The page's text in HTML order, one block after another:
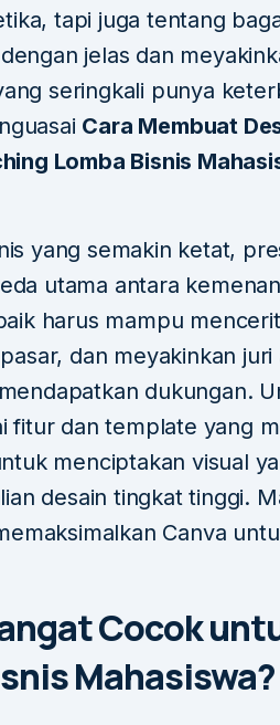
tapi juga tentang
jelas dan
seringkali punya
Cara Membuat
Lomba Bisnis
yang semakin ketat,
utama antara
harus mampu
dan meyakinkan juri
dukungan.
fitur dan template yang
menciptakan visual
desain tingkat tinggi.
Canva
Cocok
Mahasiswa?